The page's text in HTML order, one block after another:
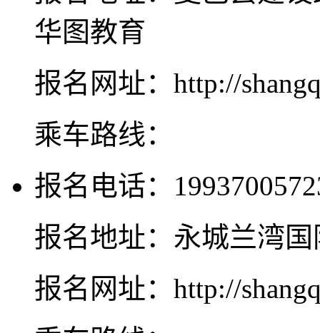
华图教育
报名网址：http://
乘车路线：
报名电话：
报名地址：永城兰湾
报名网址：http://